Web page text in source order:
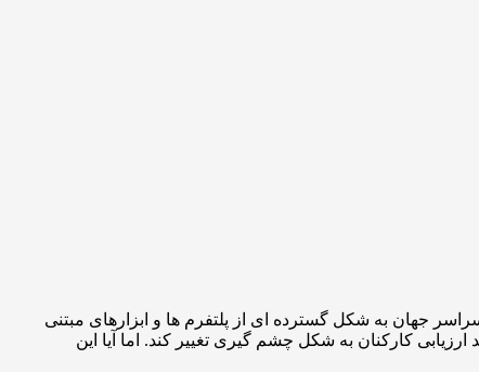
جهان به شکل گسترده ای از پلتفرم ها و ابزارهای مبتنی
کارکنان به شکل چشم گیری تغییر کند. اما آیا این